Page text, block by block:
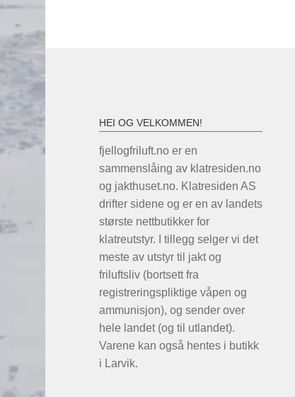
HEI OG VELKOMMEN!
fjellogfriluft.no er en
sammenslåing av klatresiden.no
og jakthuset.no. Klatresiden AS
drifter sidene og er en av landets
største nettbutikker for
klatreutstyr. I tillegg selger vi det
meste av utstyr til jakt og
friluftsliv (bortsett fra
registreringspliktige våpen og
ammunisjon), og sender over
hele landet (og til utlandet).
Varene kan også hentes i butikk
i Larvik.